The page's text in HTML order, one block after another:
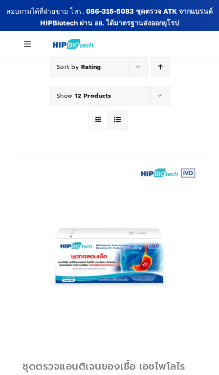
สอบถามได้ที่ฝ่ายขาย โทร. 086-315-5083 ชุดตรวจ ATK จากแบรนด์
HIPBiotech ผ่าน อย. ได้มาตรฐานส่งออกยุโรป
Toggle
Sort by Rating
Show 12 Products
ชุดตรวจแอนติเจนของเชื้อ เอชไพโลไร